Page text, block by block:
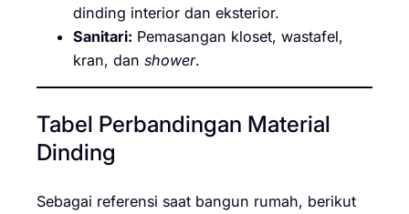
dinding interior dan eksterior.
Sanitari: Pemasangan kloset, wastafel,
kran, dan shower.
Tabel Perbandingan Material
Dinding
Sebagai referensi saat bangun rumah, berikut